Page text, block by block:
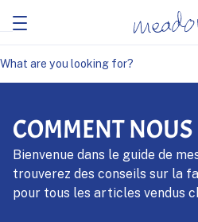
COMMENT
Bienvenue dans le guide de
trouverez des conseils sur la
pour tous les articles vendus